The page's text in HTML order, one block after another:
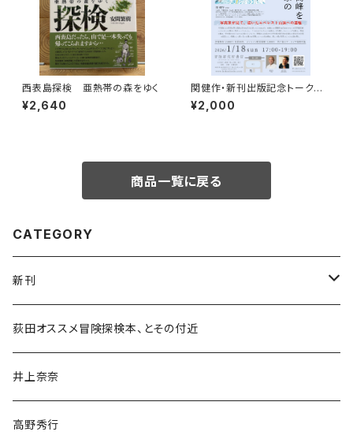
西表島探検 亜熱帯の森をゆく
¥2,640
関健作・新刊出版記念トークイ
ベント録画視聴権
¥2,000
商品一覧に戻る
CATEGORY
新刊
和書
文学・小説・物語
随筆・ノンフィクション・その他
荻田オススメ冒険探検本、とその付近
井上奈奈
高野秀行